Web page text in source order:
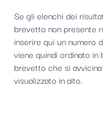
Se gli elenchi dei
brevetto non presente
inserire qui un numero
viene quindi ordinato
brevetto che si
visualizzato in alto.